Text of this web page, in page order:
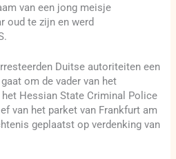
van een jong meisje
oud te zijn en werd
Duitse autoriteiten een
om de vader van het
Hessian State Criminal Police
van het parket van Frankfurt am
geplaatst op verdenking van